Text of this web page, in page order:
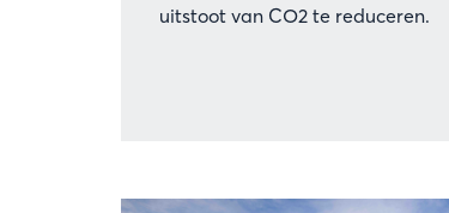
uitstoot van CO2 te reduceren.